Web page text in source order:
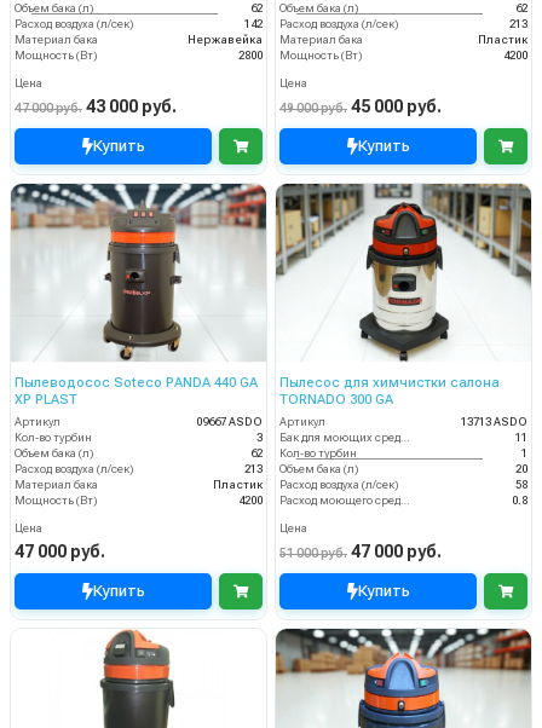
Объем бака (л)
62
Расход воздуха (л/сек)
142
Материал бака
Нержавейка
Мощность (Вт)
2800
Цена
47 000 руб. 43 000 руб.
Купить
Объем бака (л)
62
Расход воздуха (л/сек)
213
Материал бака
Пластик
Мощность (Вт)
4200
Цена
49 000 руб. 45 000 руб.
Купить
Пылеводосос Soteco PANDA 440 GA
XP PLAST
Артикул
09667 ASDO
Кол-во турбин
3
Объем бака (л)
62
Расход воздуха (л/сек)
213
Материал бака
Пластик
Мощность (Вт)
4200
Цена
47 000 руб.
Купить
Пылесос для химчистки салона
TORNADO 300 GA
Артикул
13713 ASDO
11
Кол-во турбин
1
Объем бака (л)
20
Расход воздуха (л/сек)
58
0.8
Цена
51 000 руб. 47 000 руб.
Купить